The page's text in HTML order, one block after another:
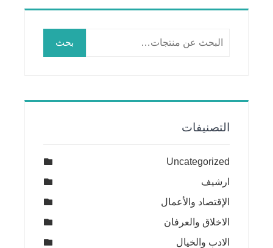
بحث
التصنيفات
Uncategorized
ارشيف
الإقتصاد والأعمال
الاخلاق والعرفان
الادب والخيال